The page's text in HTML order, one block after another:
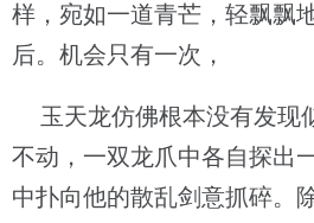
样，宛如一道青芒，轻飘飘
后。机会只有一次，
玉天龙仿佛根本没有发现
不动，一双龙爪中各自探出
中扑向他的散乱剑意抓碎。